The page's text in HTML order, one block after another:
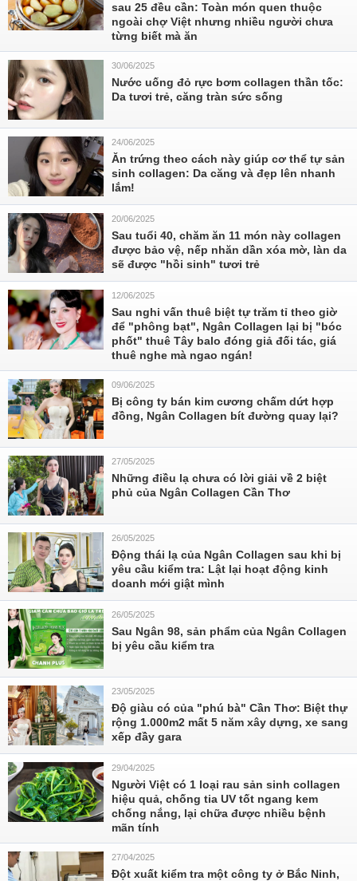
sau 25 đều cần: Toàn món quen thuộc
ngoài chợ Việt nhưng nhiều người chưa
từng biết mà ăn
30/06/2025
Nước uống đỏ rực bơm collagen thần tốc:
Da tươi trẻ, căng tràn sức sống
24/06/2025
Ăn trứng theo cách này giúp cơ thể tự sản
sinh collagen: Da căng và đẹp lên nhanh
lắm!
20/06/2025
Sau tuổi 40, chăm ăn 11 món này collagen
được bảo vệ, nếp nhăn dần xóa mờ, làn da
sẽ được "hồi sinh" tươi trẻ
12/06/2025
Sau nghi vấn thuê biệt tự trăm tỉ theo giờ
để "phông bạt", Ngân Collagen lại bị "bóc
phốt" thuê Tây balo đóng giả đối tác, giá
thuê nghe mà ngao ngán!
09/06/2025
Bị công ty bán kim cương chấm dứt hợp
đồng, Ngân Collagen bít đường quay lại?
27/05/2025
Những điều lạ chưa có lời giải về 2 biệt
phủ của Ngân Collagen Cần Thơ
26/05/2025
Động thái lạ của Ngân Collagen sau khi bị
yêu cầu kiểm tra: Lật lại hoạt động kinh
doanh mới giật mình
26/05/2025
Sau Ngân 98, sản phẩm của Ngân Collagen
bị yêu cầu kiểm tra
23/05/2025
Độ giàu có của "phú bà" Cần Thơ: Biệt thự
rộng 1.000m2 mất 5 năm xây dựng, xe sang
xếp đầy gara
29/04/2025
Người Việt có 1 loại rau sản sinh collagen
hiệu quả, chống tia UV tốt ngang kem
chống nắng, lại chữa được nhiều bệnh
mãn tính
27/04/2025
Đột xuất kiểm tra một công ty ở Bắc Ninh,